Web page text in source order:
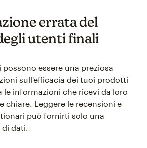
errata del
utenti finali
essere una preziosa
sull'efficacia dei tuoi prodotti
le informazioni che ricevi da loro
chiare. Leggere le recensioni e
può fornirti solo una
dati.